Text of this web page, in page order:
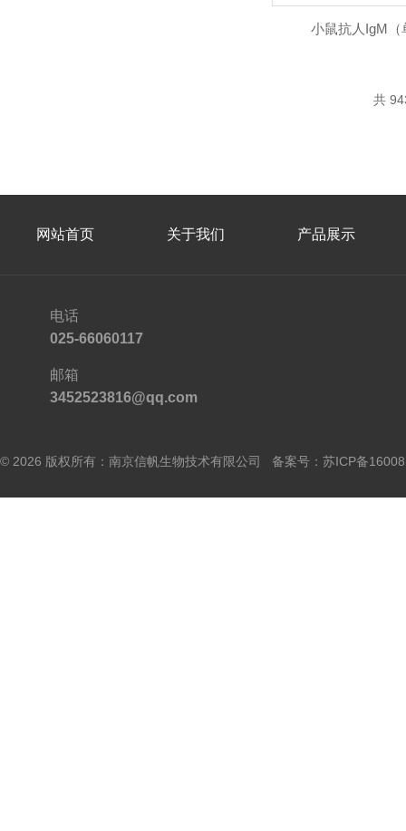
小鼠抗人IgM（
共
网站首页 关于我们 产品展示
电话
025-66060117
邮箱
3452523816@qq.com
© 2026 版权所有：南京信帆生物技术有限公司 备案号： 苏ICP备